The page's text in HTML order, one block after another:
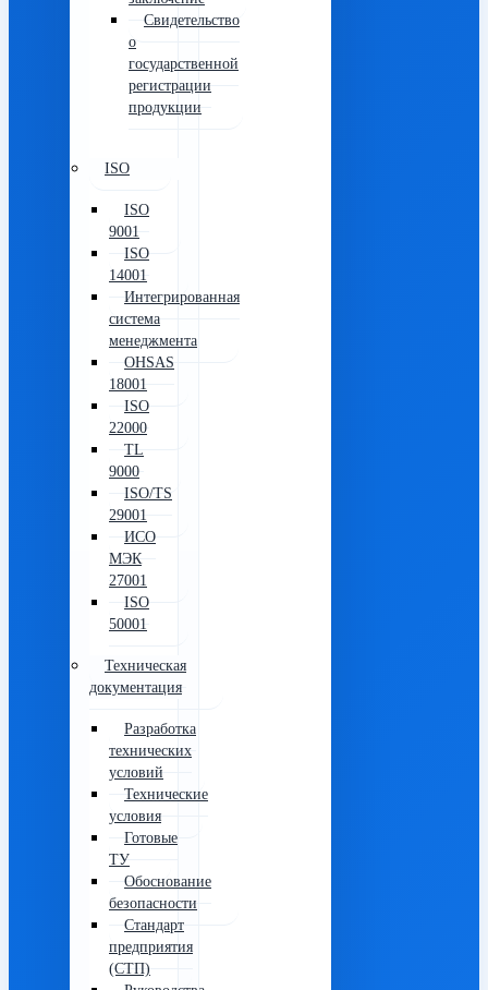
заключение
Свидетельство
о
государственной
регистрации
продукции
ISO
ISO
9001
ISO
14001
Интегрированная
система
менеджмента
OHSAS
18001
ISO
22000
TL
9000
ISO/TS
29001
ИСО
МЭК
27001
ISO
50001
Техническая
документация
Разработка
технических
условий
Технические
условия
Готовые
ТУ
Обоснование
безопасности
Стандарт
предприятия
(СТП)